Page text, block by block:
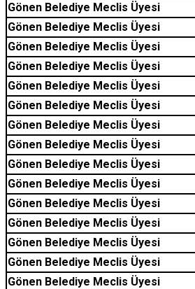
Gönen Belediye Meclis Üyesi
Gönen Belediye Meclis Üyesi
Gönen Belediye Meclis Üyesi
Gönen Belediye Meclis Üyesi
Gönen Belediye Meclis Üyesi
Gönen Belediye Meclis Üyesi
Gönen Belediye Meclis Üyesi
Gönen Belediye Meclis Üyesi
Gönen Belediye Meclis Üyesi
Gönen Belediye Meclis Üyesi
Gönen Belediye Meclis Üyesi
Gönen Belediye Meclis Üyesi
Gönen Belediye Meclis Üyesi
Gönen Belediye Meclis Üyesi
Gönen Belediye Meclis Üyesi